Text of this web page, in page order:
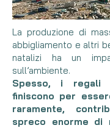
La produzione di
abbigliamento e altri
natalizi ha un
sull’ambiente.
Spesso, i regali
finiscono per
raramente,
spreco enorme di